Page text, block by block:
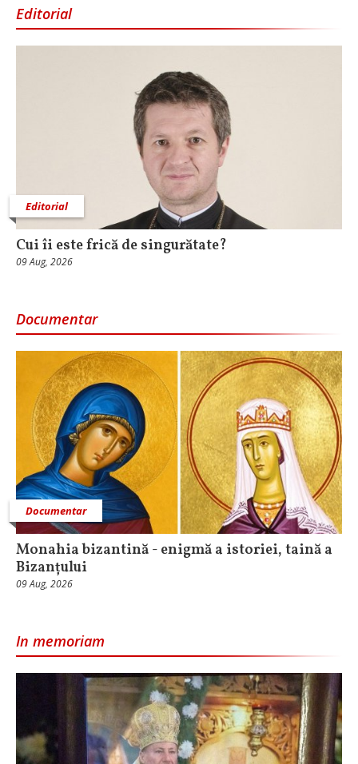
Editorial
Editorial
Cui îi este frică de singurătate?
09 Aug, 2026
Documentar
Documentar
Monahia bizantină - enigmă a istoriei, taină a
Bizanțului
09 Aug, 2026
In memoriam